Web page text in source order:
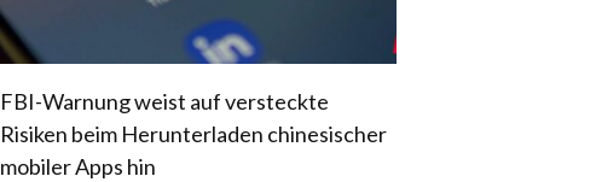
FBI-Warnung weist auf versteckte
Risiken beim Herunterladen chinesischer
mobiler Apps hin